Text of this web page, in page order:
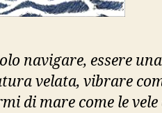
navigare, essere
velata, vibrare
di mare come le vele